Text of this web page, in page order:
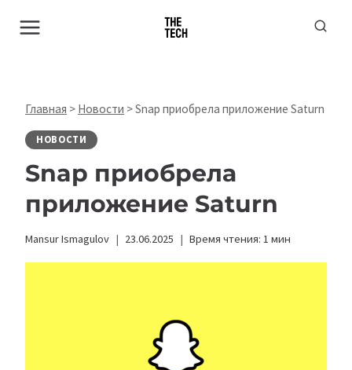
Главная > Новости >Snap приобрела приложение Saturn
НОВОСТИ
Snap приобрела
приложение Saturn
Mansur Ismagulov 23.06.2025 Время чтения: 1 мин